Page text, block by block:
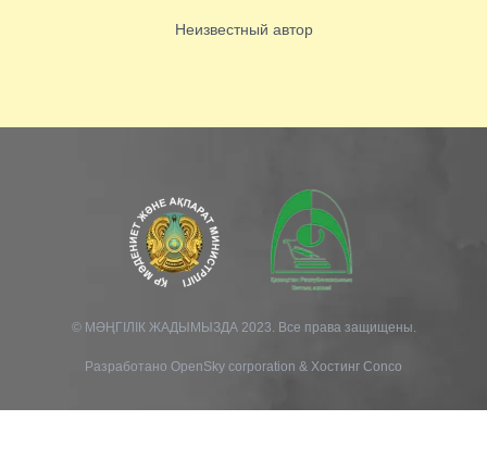
Неизвестный автор
© МӘҢГІЛІК ЖАДЫМЫЗДА 2023. Все права защищены.
Разработано OpenSky corporation & Хостинг Conco